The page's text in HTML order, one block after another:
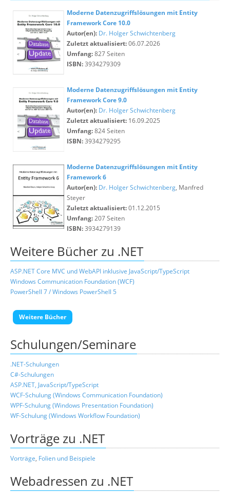
Moderne Datenzugriffslösungen mit Entity
Framework Core 10.0
Autor(en): Dr. Holger Schwichtenberg
Zuletzt aktualisiert:06.07.2026
Umfang:827 Seiten
ISBN:3934279309
Moderne Datenzugriffslösungen mit Entity
Framework Core 9.0
Autor(en): Dr. Holger Schwichtenberg
Zuletzt aktualisiert: 16.09.2025
Umfang:824 Seiten
ISBN:3934279295
Moderne Datenzugriffslösungen mit Entity
Framework 6
Autor(en): Dr. Holger Schwichtenberg, Manfred
Steyer
Zuletzt aktualisiert:01.12.2015
Umfang:207 Seiten
ISBN:3934279139
Weitere Bücher zu .NET
ASP.NET Core MVC und WebAPI inklusive JavaScript/TypeScript
Windows Communication Foundation (WCF)
PowerShell 7 / Windows PowerShell 5
Weitere Bücher
Schulungen/Seminare
.NET-Schulungen
C#-Schulungen
ASP.NET, JavaScript/TypeScript
WCF-Schulung (Windows Communication Foundation)
WPF-Schulung (Windows Presentation Foundation)
WF-Schulung (Windows Workflow Foundation)
Vorträge zu .NET
Vorträge, Folien und Beispiele
Webadressen zu .NET